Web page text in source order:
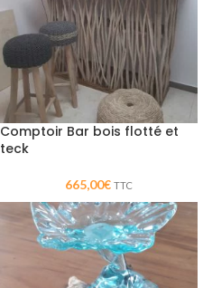
Comptoir Bar bois flotté et
teck
665,00€ TTC